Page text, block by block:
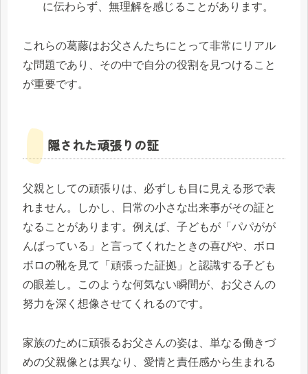
に伝わらず、無理解を感じることがあります。
これらの葛藤はお父さんたちにとって非常にリアル
な問題であり、その中で自分の役割を見つけること
が重要です。
隠された頑張りの証
父親としての頑張りは、必ずしも目に見える形で表
れません。しかし、日常の小さな出来事がその証と
なることがあります。例えば、子どもが「パパがが
んばっている」と言ってくれたときの喜びや、ボロ
ボロの靴を見て「頑張った証拠」と認識する子ども
の眼差し。このような何気ない瞬間が、お父さんの
努力を深く想像させてくれるのです。
家族のために頑張るお父さんの姿は、単なる働きづ
めの父親像とは異なり、愛情と責任感から生まれる